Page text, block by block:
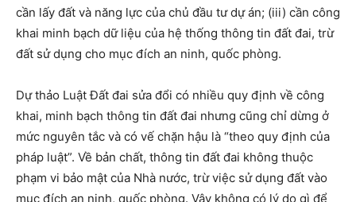
cần lấy đất và năng lực của chủ đầu tư dự án; (iii) cần công
khai minh bạch dữ liệu của hệ thống thông tin đất đai, trừ
đất sử dụng cho mục đích an ninh, quốc phòng.
Dự thảo Luật Đất đai sửa đổi có nhiều quy định về công
khai, minh bạch thông tin đất đai nhưng cũng chỉ dừng ở
mức nguyên tắc và có vế chặn hậu là “theo quy định của
pháp luật”. Về bản chất, thông tin đất đai không thuộc
phạm vi bảo mật của Nhà nước, trừ việc sử dụng đất vào
mục đích an ninh, quốc phòng. Vậy không có lý do gì để